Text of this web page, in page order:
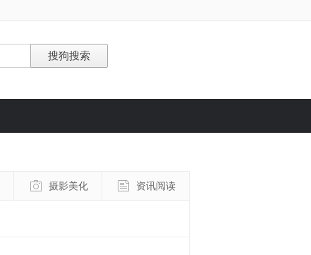
摄影美化 资讯阅读